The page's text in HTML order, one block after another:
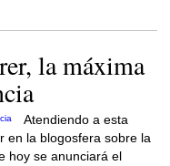
la máxima
Atendiendo a esta
en la blogosfera sobre la
hoy se anunciará el